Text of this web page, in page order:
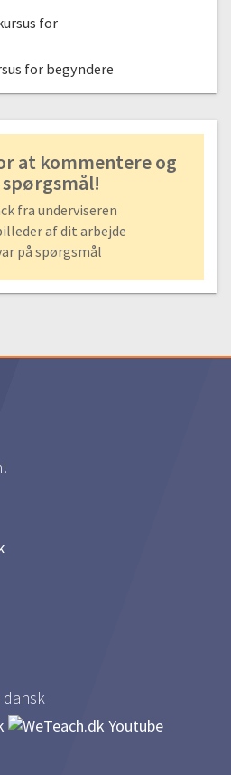
billede ved hjælp af image- og focus-
for begyndere
at kommentere og
fra underviseren
af dit arbejde
på spørgsmål